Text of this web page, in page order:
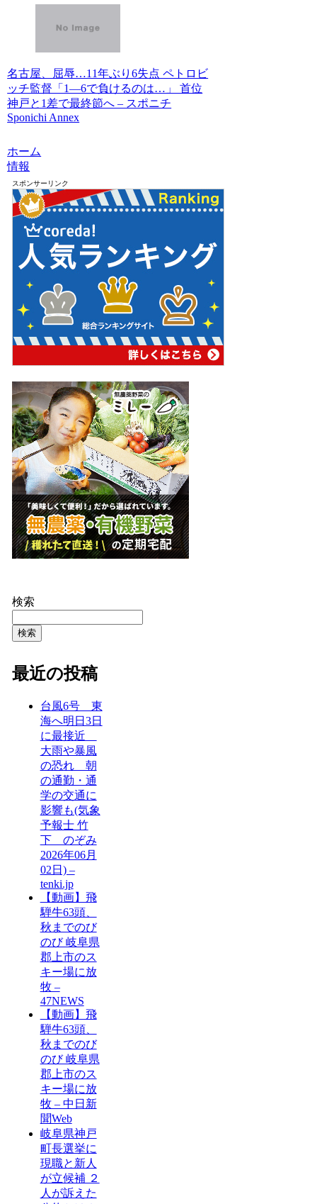
名古屋、屈辱…11年ぶり6失点 ペトロビ
ッチ監督「1―6で負けるのは…」 首位
神戸と1差で最終節へ – スポニチ
Sponichi Annex
ホーム
情報
スポンサーリンク
検索
検索
最近の投稿
台風6号 東
海へ明日3日
に最接近
大雨や暴風
の恐れ 朝
の通勤・通
学の交通に
影響も(気象
予報士 竹
下 のぞみ
2026年06月
02日) –
tenki.jp
【動画】飛
騨牛63頭、
秋までのび
のび 岐阜県
郡上市のス
キー場に放
牧 –
47NEWS
【動画】飛
騨牛63頭、
秋までのび
のび 岐阜県
郡上市のス
キー場に放
牧 – 中日新
聞Web
岐阜県神戸
町長選挙に
現職と新人
が立候補 ２
人が訴えた